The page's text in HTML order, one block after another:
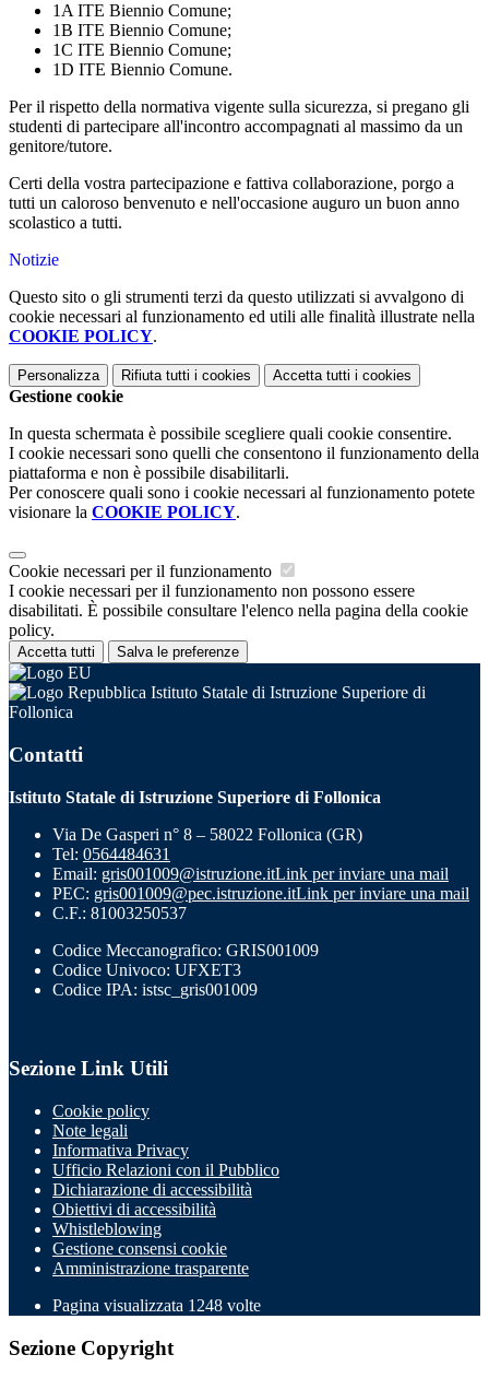
1A ITE Biennio Comune;
1B ITE Biennio Comune;
1C ITE Biennio Comune;
1D ITE Biennio Comune.
Per il rispetto della normativa vigente sulla sicurezza, si pregano gli
studenti di partecipare all'incontro accompagnati al massimo da un
genitore/tutore.
Certi della vostra partecipazione e fattiva collaborazione, porgo a
tutti un caloroso benvenuto e nell'occasione auguro un buon anno
scolastico a tutti.
Notizie
Questo sito o gli strumenti terzi da questo utilizzati si avvalgono di
cookie necessari al funzionamento ed utili alle finalità illustrate nella
COOKIE POLICY.
Personalizza Rifiuta tutti i cookies Accetta tutti i cookies
Gestione cookie
In questa schermata è possibile scegliere quali cookie consentire.
I cookie necessari sono quelli che consentono il funzionamento della
piattaforma e non è possibile disabilitarli.
Per conoscere quali sono i cookie necessari al funzionamento potete
visionare la COOKIE POLICY.
Cookie necessari per il funzionamento
I cookie necessari per il funzionamento non possono essere
disabilitati. È possibile consultare l'elenco nella pagina della cookie
policy.
Accetta tutti Salva le preferenze
Istituto Statale di Istruzione Superiore di
Follonica
Contatti
Istituto Statale di Istruzione Superiore di Follonica
Via De Gasperi n° 8 – 58022 Follonica (GR)
Tel: 0564484631
Email: gris001009@istruzione.itLink per inviare una mail
PEC: gris001009@pec.istruzione.itLink per inviare una mail
C.F.: 81003250537
Codice Meccanografico: GRIS001009
Codice Univoco: UFXET3
Codice IPA: istsc_gris001009
Sezione Link Utili
Cookie policy
Note legali
Informativa Privacy
Ufficio Relazioni con il Pubblico
Dichiarazione di accessibilità
Obiettivi di accessibilità
Whistleblowing
Gestione consensi cookie
Amministrazione trasparente
Pagina visualizzata 1248 volte
Sezione Copyright